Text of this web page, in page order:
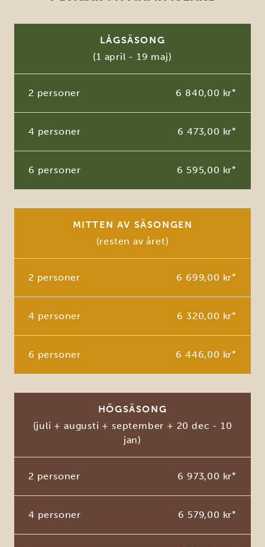
LÅGSÄSONG
(1 april - 19 maj)
2 personer 6 840,00 kr*
4 personer 6 473,00 kr*
6 personer 6 595,00 kr*
MITTEN AV SÄSONGEN
(resten av året)
2 personer 6 699,00 kr*
4 personer 6 320,00 kr*
6 personer 6 446,00 kr*
HÖGSÄSONG
(juli + augusti + september + 20 dec - 10
jan)
2 personer 6 973,00 kr*
4 personer 6 579,00 kr*